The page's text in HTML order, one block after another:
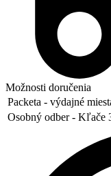
Možnosti doručenia
Packeta - výdajné
Osobný odber - Kľače